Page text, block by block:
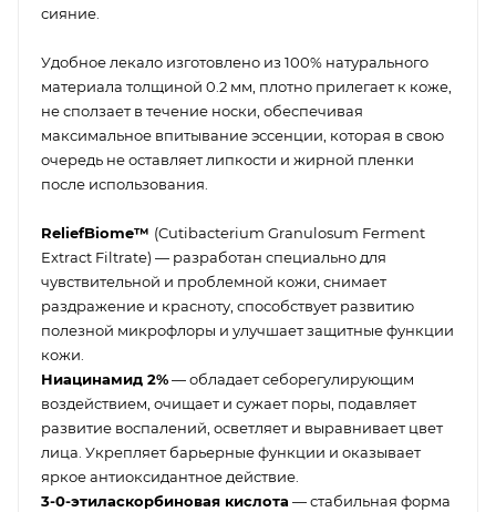
сияние.
Удобное лекало изготовлено из 100% натурального
материала толщиной 0.2 мм, плотно прилегает к коже,
не сползает в течение носки, обеспечивая
максимальное впитывание эссенции, которая в свою
очередь не оставляет липкости и жирной пленки
после использования.
ReliefBiome™ (Cutibacterium Granulosum Ferment
Extract Filtrate) — разработан специально для
чувствительной и проблемной кожи, снимает
раздражение и красноту, способствует развитию
полезной микрофлоры и улучшает защитные функции
кожи.
Ниацинамид 2%— обладает себорегулирующим
воздействием, очищает и сужает поры, подавляет
развитие воспалений, осветляет и выравнивает цвет
лица. Укрепляет барьерные функции и оказывает
яркое антиоксидантное действие.
3-0-этиласкорбиновая кислота — стабильная форма